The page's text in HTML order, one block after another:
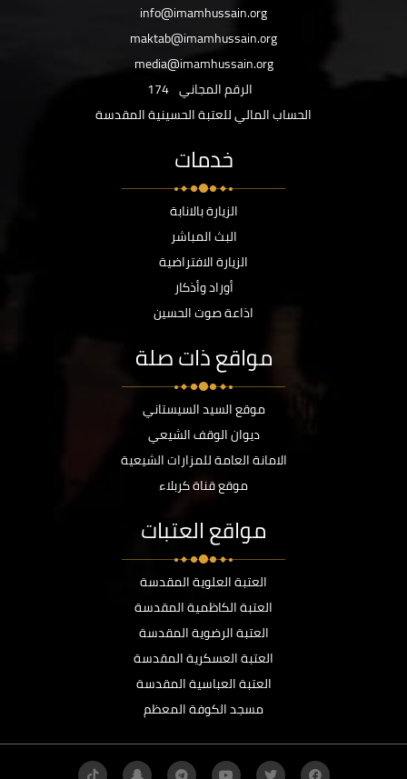
info@imamhussain.org
maktab@imamhussain.org
media@imamhussain.org
الرقم المجاني 174
الحساب المالي للعتبة الحسينية المقدسة
خدمات
الزيارة بالانابة
البث المباشر
الزيارة الافتراضية
أوراد وأذكار
اذاعة صوت الحسين
مواقع ذات صلة
موقع السيد السيستاني
ديوان الوقف الشيعي
الامانة العامة للمزارات الشيعية
موقع قناة كربلاء
مواقع العتبات
العتبة العلوية المقدسة
العتبة الكاظمية المقدسة
العتبة الرضوية المقدسة
العتبة العسكرية المقدسة
العتبة العباسية المقدسة
مسجد الكوفة المعظم